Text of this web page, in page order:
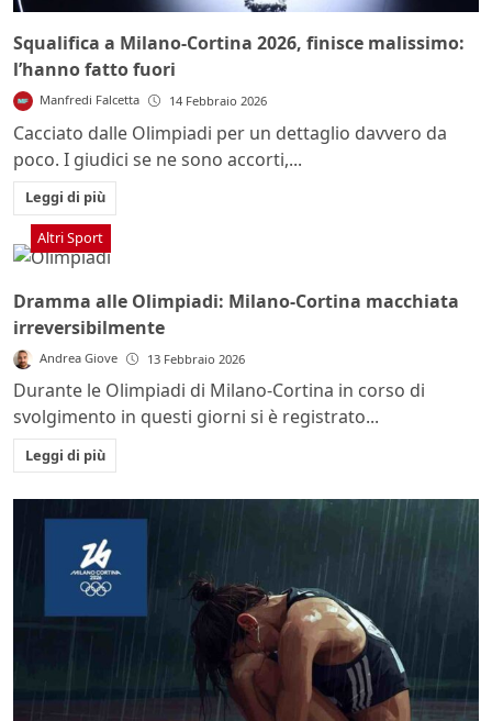
Squalifica a Milano-Cortina 2026, finisce malissimo:
l’hanno fatto fuori
Manfredi Falcetta 14 Febbraio 2026
Cacciato dalle Olimpiadi per un dettaglio davvero da
poco. I giudici se ne sono accorti,...
Leggi di più
Altri Sport
Dramma alle Olimpiadi: Milano-Cortina macchiata
irreversibilmente
Andrea Giove 13 Febbraio 2026
Durante le Olimpiadi di Milano-Cortina in corso di
svolgimento in questi giorni si è registrato...
Leggi di più